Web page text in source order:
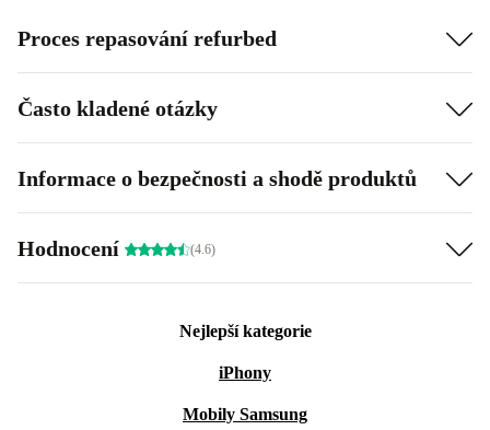
Proces repasování refurbed
Často kladené otázky
Informace o bezpečnosti a shodě produktů
Hodnocení (4.6)
Nejlepší kategorie
iPhony
Mobily Samsung